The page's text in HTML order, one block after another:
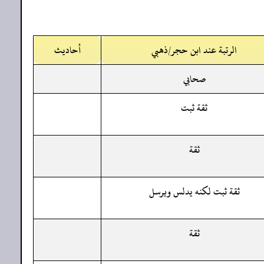
الرتبة عند ابن حجر/ذهبي
أحاديث
صحابي
ثقة ثبت
ثقة
ثقة ثبت لكنه يدلس ويرسل
ثقة